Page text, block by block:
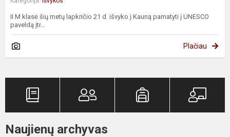
II M klasė šių metų lapkričio 21 d. išvyko į Kauną pamatyti į UNESCO
paveldą įtr...
Plačiau
Naujienų archyvas